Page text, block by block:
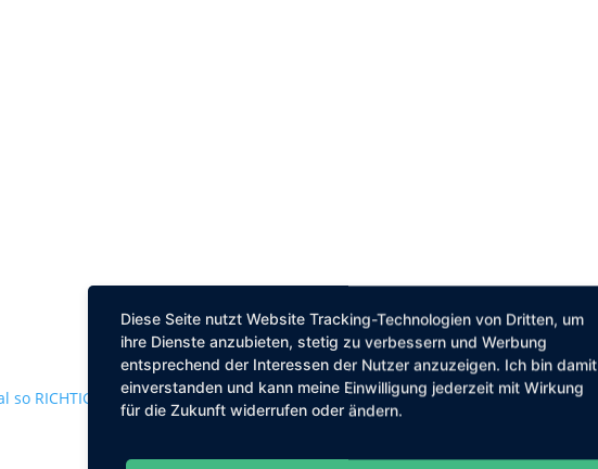
Diese Seite nutzt Website Tracking-Technologien von Dritten, um
ihre Dienste anzubieten, stetig zu verbessern und Werbung
entsprechend der Interessen der Nutzer anzuzeigen. Ich bin damit
einverstanden und kann meine Einwilligung jederzeit mit Wirkung
für die Zukunft widerrufen oder ändern.